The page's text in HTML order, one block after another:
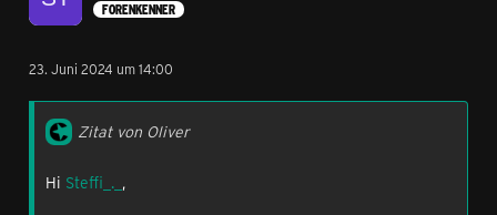
FORENKENNER
23. Juni 2024 um 14:00
Zitat von Oliver
Hi Steffi_._ ,